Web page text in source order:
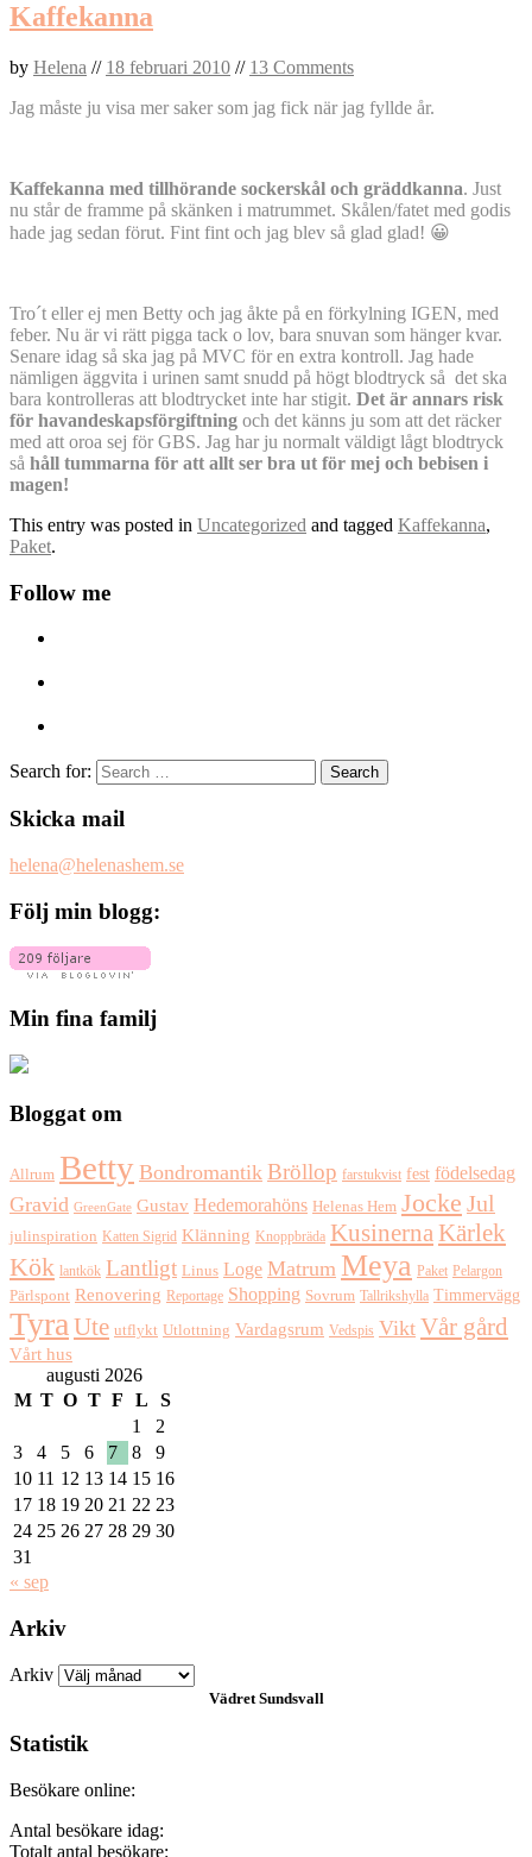
Kaffekanna
by Helena // 18 februari 2010 // 13 Comments
Jag måste ju visa mer saker som jag fick när jag fyllde år.
Kaffekanna med tillhörande sockerskål och gräddkanna. Just
nu står de framme på skänken i matrummet. Skålen/fatet med godis
hade jag sedan förut. Fint fint och jag blev så glad glad! 😀
Tro´t eller ej men Betty och jag åkte på en förkylning IGEN, med
feber. Nu är vi rätt pigga tack o lov, bara snuvan som hänger kvar.
Senare idag så ska jag på MVC för en extra kontroll. Jag hade
nämligen äggvita i urinen samt snudd på högt blodtryck så det ska
bara kontrolleras att blodtrycket inte har stigit. Det är annars risk
för havandeskapsförgiftning och det känns ju som att det räcker
med att oroa sej för GBS. Jag har ju normalt väldigt lågt blodtryck
så håll tummarna för att allt ser bra ut för mej och bebisen i
magen!
This entry was posted in Uncategorized and tagged Kaffekanna,
Paket.
Follow me
Search for:
Skicka mail
helena@helenashem.se
Följ min blogg:
Min fina familj
Bloggat om
Allrum Betty Bondromantik Bröllop farstukvist fest födelsedag
Gravid GreenGate Gustav Hedemorahöns Helenas Hem Jocke Jul
julinspiration Katten Sigrid Klänning Knoppbräda KusinernaKärlek
Kök lantkök Lantligt Linus Loge Matrum Meya Paket Pelargon
Pärlspont Renovering Reportage Shopping Sovrum Tallrikshylla Timmervägg
TyraUte utflykt Utlottning Vardagsrum Vedspis Vikt Vår gård
Vårt hus
augusti 2026
M T O T F L
S
1
2
3
4 5 6 7 8
9
10 11 12 13 14 15 16
17 18 19 20 21 22 23
24 25 26 27 28 29 30
31
« sep
Arkiv
Arkiv
VädretSundsvall
Statistik
Besökare online:
Antal besökare idag:
Totalt antal besökare: